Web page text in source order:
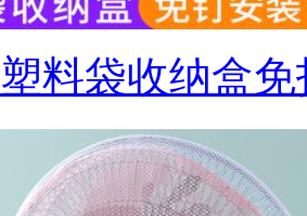
料袋收纳盒